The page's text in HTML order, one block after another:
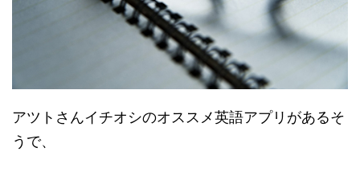
アツトさんイチオシのオススメ英語アプリがあるそ
うで、